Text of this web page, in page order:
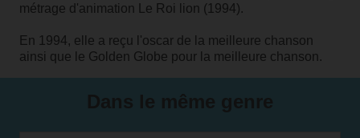
métrage d'animation Le Roi lion (1994).
En 1994, elle a reçu l'oscar de la meilleure chanson
ainsi que le Golden Globe pour la meilleure chanson.